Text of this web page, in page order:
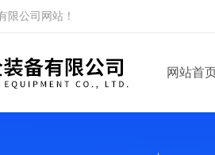
限公司网站！
网站首